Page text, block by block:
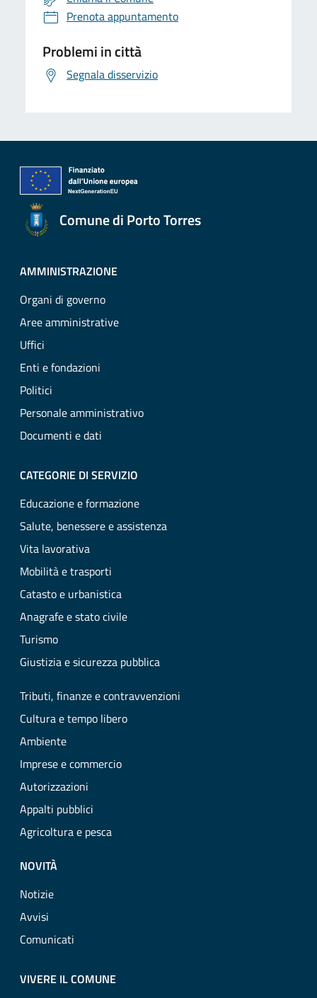
Prenota appuntamento
Problemi in città
Segnala disservizio
Comune di Porto Torres
AMMINISTRAZIONE
Organi di governo
Aree amministrative
Uffici
Enti e fondazioni
Politici
Personale amministrativo
Documenti e dati
CATEGORIE DI SERVIZIO
Educazione e formazione
Salute, benessere e assistenza
Vita lavorativa
Mobilità e trasporti
Catasto e urbanistica
Anagrafe e stato civile
Turismo
Giustizia e sicurezza pubblica
Tributi, finanze e contravvenzioni
Cultura e tempo libero
Ambiente
Imprese e commercio
Autorizzazioni
Appalti pubblici
Agricoltura e pesca
NOVITÀ
Notizie
Avvisi
Comunicati
VIVERE IL COMUNE